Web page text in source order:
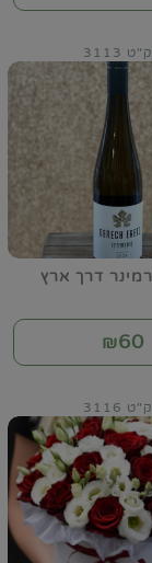
דרך ארץ
3113
₪60
3116